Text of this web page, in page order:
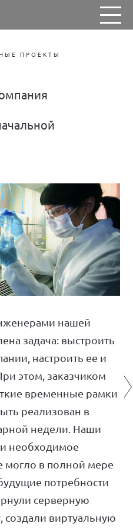
ПРОЕКТЫ
нашей
задача: выстроить
настроить ее и
этом, заказчиком
временные рамки
реализован в
недели. Наши
необходимое
могло в полной мере
потребности
серверную
создали виртуальную
ПРОЕКТЫ